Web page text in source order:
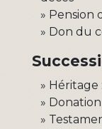
Pension
Don du
Héritage
Donation